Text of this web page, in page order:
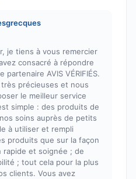
je tiens à vous remercier
consacré à répondre
AVIS VÉRIFIÉS.
précieuses et nous
le meilleur service
simple : des produits de
soins auprès de petits
à utiliser et rempli
produits que sur la façon
et soignée ; de
; tout cela pour la plus
clients. Vous avez